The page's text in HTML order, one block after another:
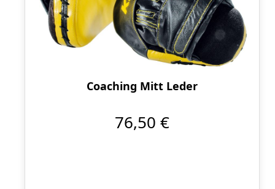
Coaching Mitt Leder
76,50 €